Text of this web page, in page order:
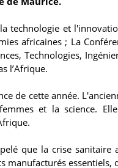
technologie et
africaines ; La
Technologies,
l’Afrique.
de cette année.
et la science.
que la crise
manufacturés